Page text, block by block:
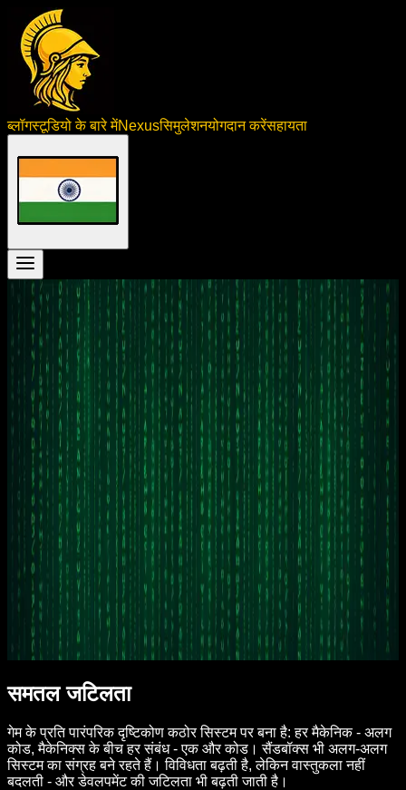
ब्लॉगस्टूडियो के बारे मेंNexusसिमुलेशनयोगदान करेंसहायता
Nexus कैसे बना है
समतल जटिलता
गेम के प्रति पारंपरिक दृष्टिकोण कठोर सिस्टम पर बना है: हर मैकेनिक - अलग
कोड, मैकेनिक्स के बीच हर संबंध - एक और कोड। सैंडबॉक्स भी अलग-अलग
सिस्टम का संग्रह बने रहते हैं। विविधता बढ़ती है, लेकिन वास्तुकला नहीं
बदलती - और डेवलपमेंट की जटिलता भी बढ़ती जाती है।